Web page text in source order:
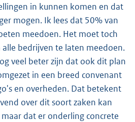
in kunnen komen en dat
mogen. Ik lees dat 50% van
meedoen. Het moet toch
bedrijven te laten meedoen.
veel beter zijn dat ook dit plan
in een breed convenant
en overheden. Dat betekent
over dit soort zaken kan
dat er onderling concrete